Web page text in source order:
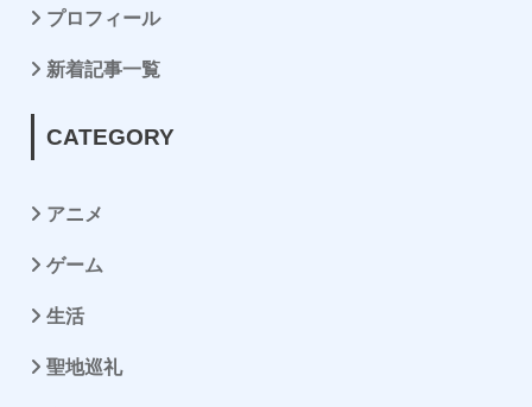
プロフィール
新着記事一覧
CATEGORY
アニメ
ゲーム
生活
聖地巡礼